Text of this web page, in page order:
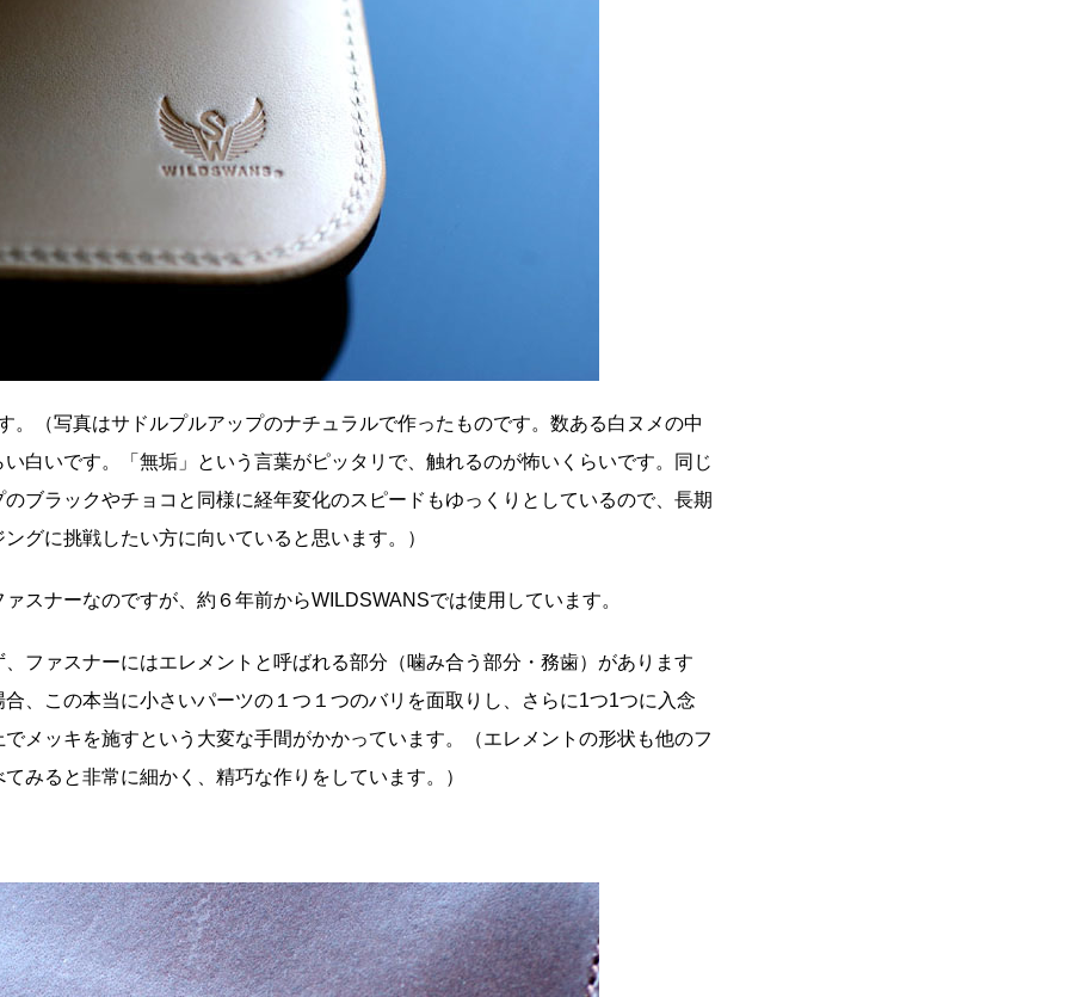
。（写真はサドルプルアップのナチュラルで作ったものです。数ある白ヌメの中
白いです。「無垢」という言葉がピッタリで、触れるのが怖いくらいです。同じ
ブラックやチョコと同様に経年変化のスピードもゆっくりとしているので、長期
グに挑戦したい方に向いていると思います。）
スナーなのですが、約６年前からWILDSWANSでは使用しています。
、ファスナーにはエレメントと呼ばれる部分（噛み合う部分・務歯）があります
合、この本当に小さいパーツの１つ１つのバリを面取りし、さらに1つ1つに入念
メッキを施すという大変な手間がかかっています。（エレメントの形状も他のフ
みると非常に細かく、精巧な作りをしています。）